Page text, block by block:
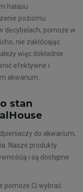
hałasu
poziomu
decybelach, pomoże w
nie zakłócając
więc dokładnie
efektywne i
akwarium.
stan
do akwarium,
Nasze produkty
i są dostępne
pomoże Ci wybrać